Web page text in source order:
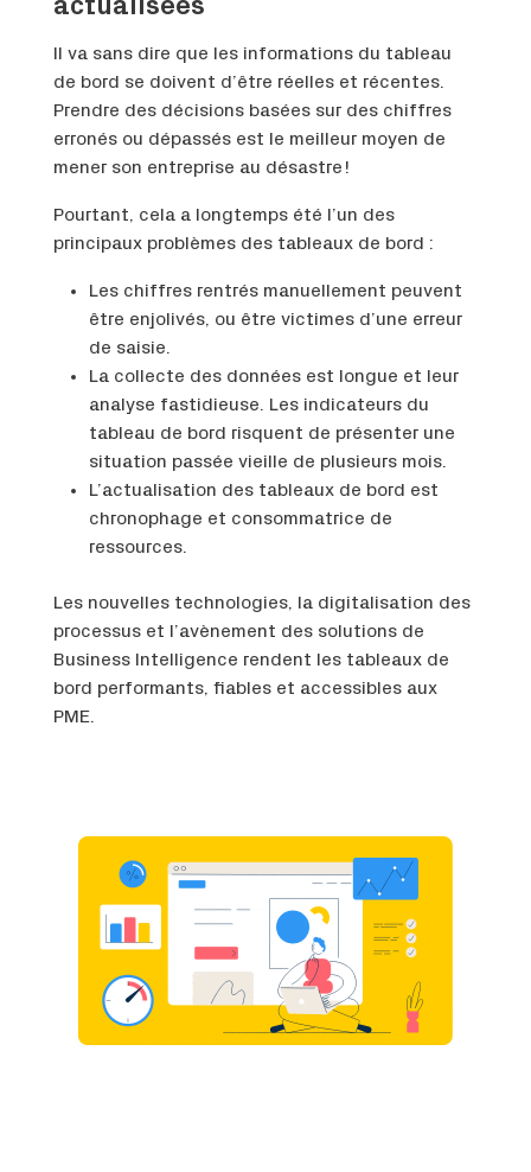
actualisées
Il va sans dire que les informations du tableau
de bord se doivent d’être réelles et récentes.
Prendre des décisions basées sur des chiffres
erronés ou dépassés est le meilleur moyen de
mener son entreprise au désastre !
Pourtant, cela a longtemps été l’un des
principaux problèmes des tableaux de bord :
Les chiffres rentrés manuellement peuvent
être enjolivés, ou être victimes d’une erreur
de saisie.
La collecte des données est longue et leur
analyse fastidieuse. Les indicateurs du
tableau de bord risquent de présenter une
situation passée vieille de plusieurs mois.
L’actualisation des tableaux de bord est
chronophage et consommatrice de
ressources.
Les nouvelles technologies, la digitalisation des
processus et l’avènement des solutions de
Business Intelligence rendent les tableaux de
bord performants, fiables et accessibles aux
PME.